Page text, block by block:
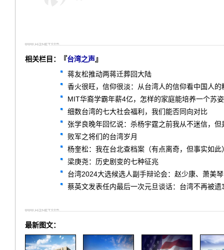
相关栏目：『台湾之声』
蒋友松推动两蒋迁葬回大陆
香火很旺，信仰很淡：从台湾人的信仰看中国人的
MIT华裔学霸年薪4亿，怎样的家庭能培养一个苏
细数台湾的七大社会福利，我们能否同向对比
张学良晚年回忆说：杀杨宇霆之前我从不迷信，但
败军之将们的台湾岁月
杨奎松：我在台北查档案（有点离奇，但事实如此
梁庚尧：历史剧变的七种征兆
台湾2024大选候选人副手辩论会：赵少康、萧美
蔡英文发表任内最后一次元旦谈话：台湾不再被遗
最新图文：